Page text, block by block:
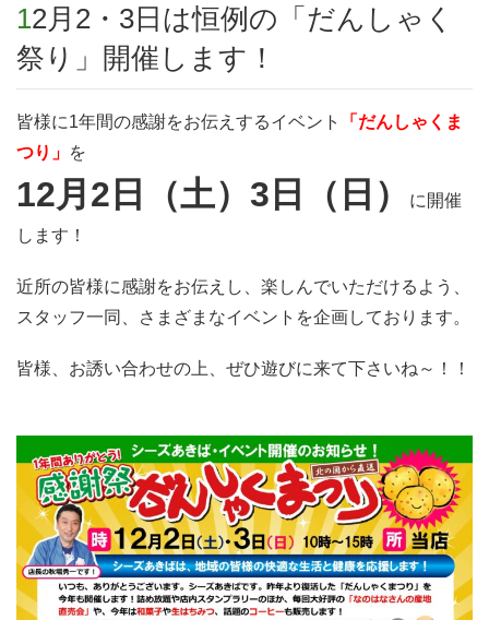
12月2・3日は恒例の「だんしゃく
祭り」開催します！
皆様に1年間の感謝をお伝えするイベント
「だんしゃくま
つり」 を
12月2日（土）3日（日）
に開催
します！
近所の皆様に感謝をお伝えし、楽しんでいただけるよう、
スタッフ一同、さまざまなイベントを企画しております。
皆様、お誘い合わせの上、ぜひ遊びに来て下さいね～！！